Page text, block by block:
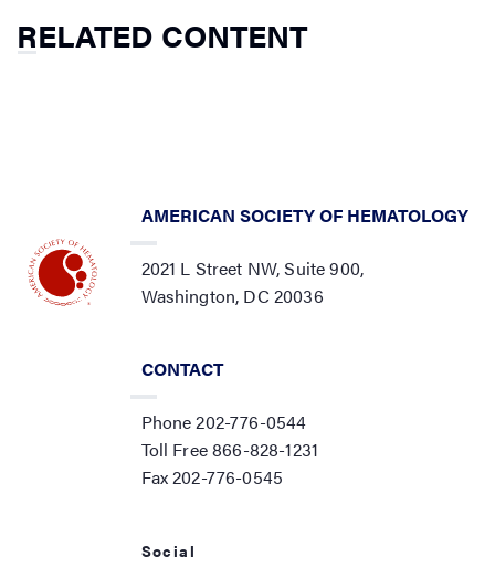
RELATED CONTENT
AMERICAN SOCIETY OF HEMATOLOGY
2021 L Street NW, Suite 900,
Washington, DC 20036
CONTACT
Phone 202-776-0544
Toll Free 866-828-1231
Fax 202-776-0545
Social